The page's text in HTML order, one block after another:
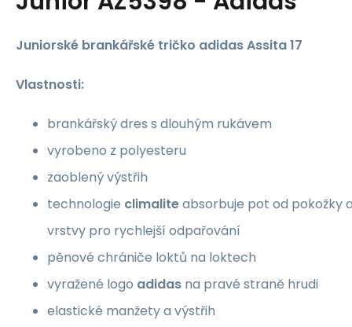
Juniorské brankářské tričko adidas Assita 17
Vlastnosti:
brankářský dres s dlouhým rukávem
vyrobeno z polyesteru
zaoblený výstřih
technologie climaliteabsorbuje pot od pokožky
vrstvy pro rychlejší odpařování
pěnové chrániče loktů na loktech
vyražené logo adidas na pravé straně hrudi
elastické manžety a výstřih